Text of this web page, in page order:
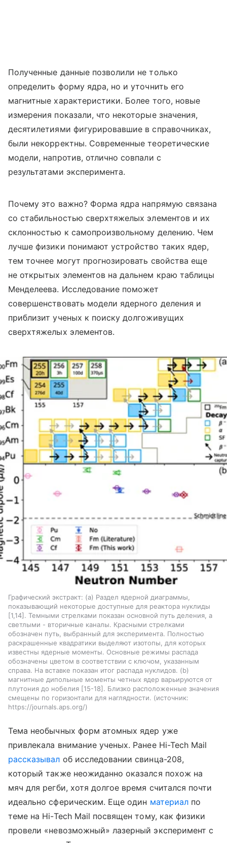
Полученные данные позволили не только
определить форму ядра, но и уточнить его
магнитные характеристики. Более того, новые
измерения показали, что некоторые значения,
десятилетиями фигурировавшие в справочниках,
были некорректны. Современные теоретические
модели, напротив, отлично совпали с
результатами эксперимента.
Почему это важно? Форма ядра напрямую связана
со стабильностью сверхтяжелых элементов и их
склонностью к самопроизвольному делению. Чем
лучше физики понимают устройство таких ядер,
тем точнее могут прогнозировать свойства еще
не открытых элементов на дальнем краю таблицы
Менделеева. Исследование поможет
совершенствовать модели ядерного деления и
приблизит ученых к поиску долгоживущих
сверхтяжелых элементов.
Графический экстракт: (а) Раздел ядерной диаграммы,
показывающий некоторые доступные для реактора нуклиды
[1,14]. Темными стрелками показан основной путь деления, а
светлыми - вторичные каналы. Красными стрелками
обозначен путь, выбранный для эксперимента. Полностью
раскрашенные квадратики выделяют изотопы, для которых
известны ядерные моменты. Основные режимы распада
обозначены цветом в соответствии с ключом, указанным
справа. На вставке показан итог распада нуклидов. (b)
магнитные дипольные моменты четных ядер варьируются от
плутония до нобелия [15-18]. Близко расположенные значения
смещены по горизонтали для наглядности.
источник:
https://journals.aps.org/
Тема необычных форм атомных ядер уже
привлекала внимание ученых. Ранее Hi-Tech Mail
рассказывал об исследовании свинца-208,
который также неожиданно оказался похож на
мяч для регби, хотя долгое время считался почти
идеально сферическим. Еще один материалпо
теме на Hi-Tech Mail посвящен тому, как физики
провели «невозможный» лазерный эксперимент с